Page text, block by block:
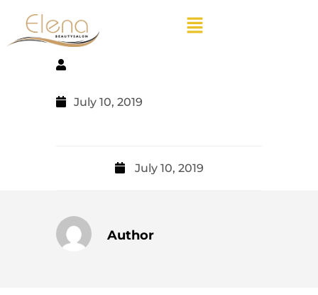
July 10, 2019
July 10, 2019
Author